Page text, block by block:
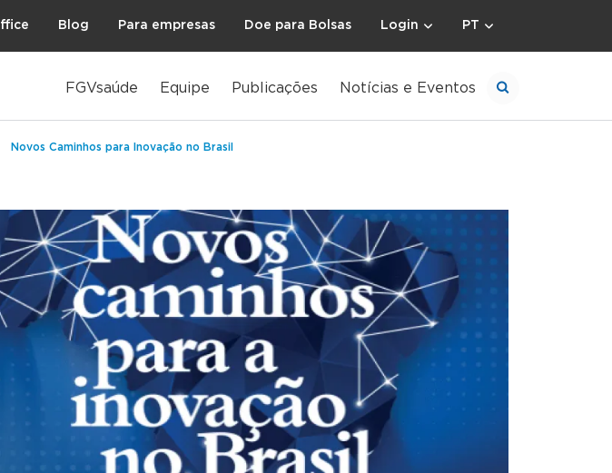
Blog Para empresas Doe para Bolsas Login PT
FGVsaúde Equipe Publicações Notícias e Eventos
Novos Caminhos para Inovação no Brasil